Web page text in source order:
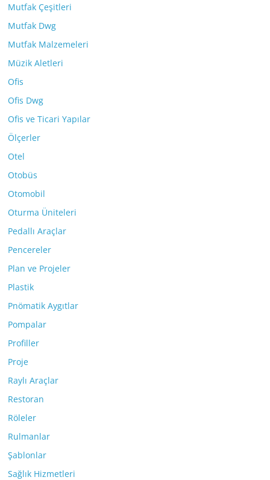
Mutfak Çeşitleri
Mutfak Dwg
Mutfak Malzemeleri
Müzik Aletleri
Ofis
Ofis Dwg
Ofis ve Ticari Yapılar
Ölçerler
Otel
Otobüs
Otomobil
Oturma Üniteleri
Pedallı Araçlar
Pencereler
Plan ve Projeler
Plastik
Pnömatik Aygıtlar
Pompalar
Profiller
Proje
Raylı Araçlar
Restoran
Röleler
Rulmanlar
Şablonlar
Sağlık Hizmetleri